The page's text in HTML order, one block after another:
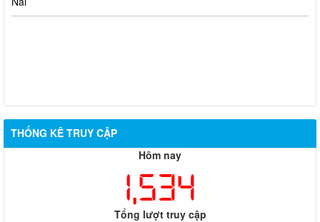
THỐNG KÊ TRUY CẬP
Hôm nay
1,534
Tổng lượt truy cập